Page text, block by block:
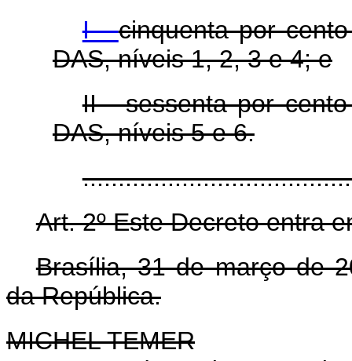
I -cinquenta por
DAS, níveis 1, 2, 3 e 4; e
II - sessenta por
DAS, níveis 5 e 6.
Art. 2º Este Decreto entra
Brasília, 31 de março de
da República.
MICHEL TEMER